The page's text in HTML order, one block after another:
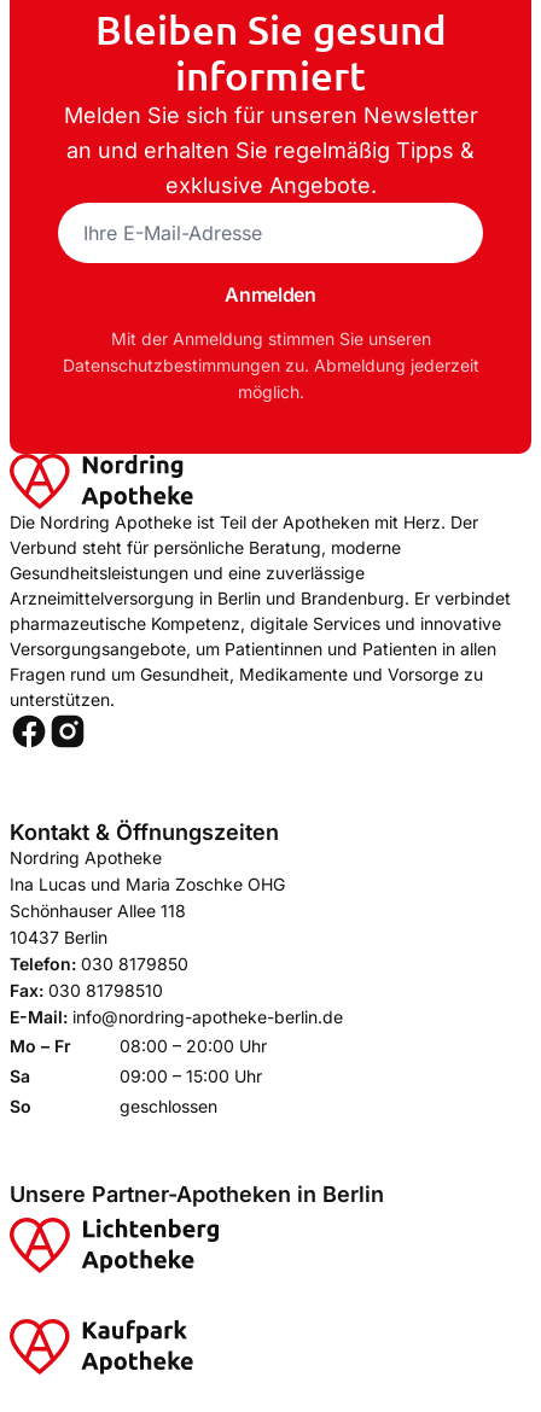
–
Bleiben Sie gesund
informiert
Melden Sie sich für unseren Newsletter
an und erhalten Sie regelmäßig Tipps &
exklusive Angebote.
E-
Mail-
Anmelden
Mit der Anmeldung stimmen Sie unseren
Datenschutzbestimmungen zu. Abmeldung jederzeit
möglich.
Die Nordring Apotheke ist Teil der Apotheken mit Herz. Der
Verbund steht für persönliche Beratung, moderne
Gesundheitsleistungen und eine zuverlässige
Arzneimittelversorgung in Berlin und Brandenburg. Er verbindet
pharmazeutische Kompetenz, digitale Services und innovative
Versorgungsangebote, um Patientinnen und Patienten in allen
Fragen rund um Gesundheit, Medikamente und Vorsorge zu
unterstützen.
Kontakt & Öffnungszeiten
Nordring Apotheke
Ina Lucas und Maria Zoschke OHG
Schönhauser Allee 118
10437 Berlin
Telefon: 030 8179850
Fax: 030 81798510
E-Mail: info@nordring-apotheke-berlin.de
Mo – Fr
08:00 – 20:00 Uhr
Sa
09:00 – 15:00 Uhr
So
geschlossen
Unsere Partner-Apotheken in Berlin